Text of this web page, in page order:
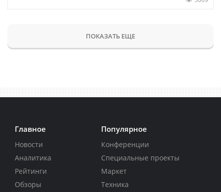
ПОКАЗАТЬ ЕЩЕ
Главное
Новости
Аналитика
Рейтинги
Обзоры
Популярное
Конференции
Специальные проекты
Маркет
Техника